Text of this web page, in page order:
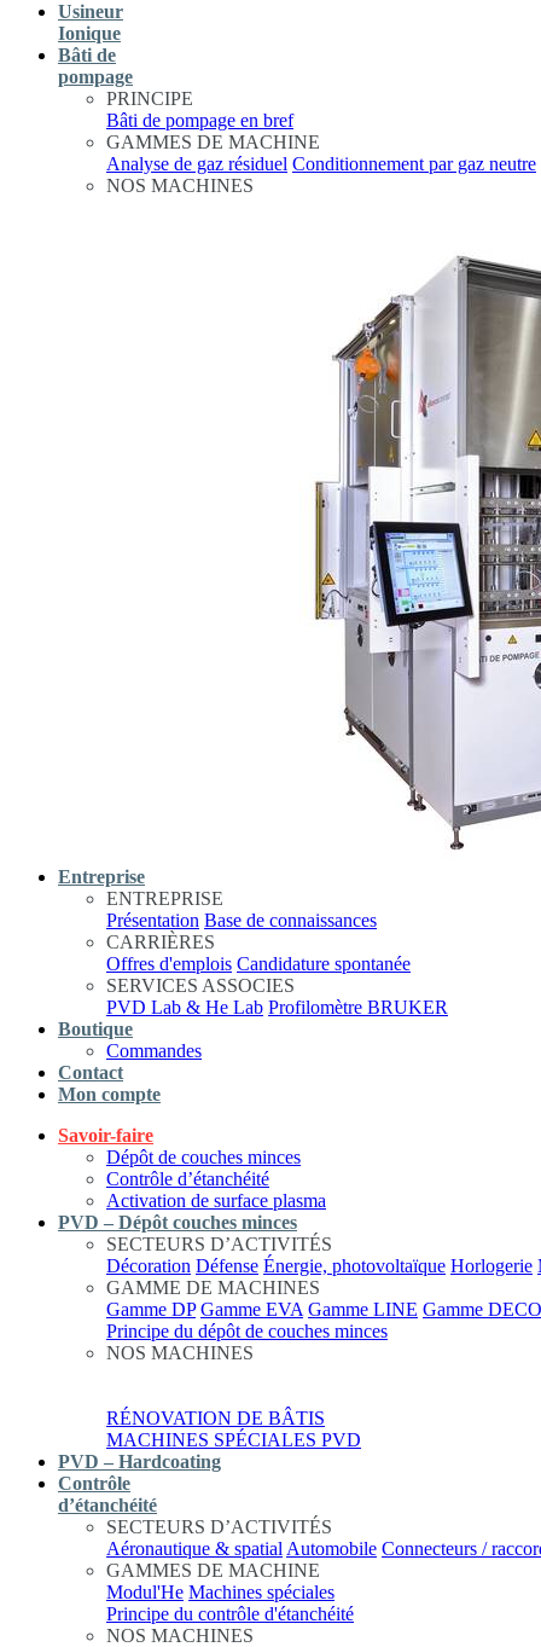
Usineur
Ionique
Bâti de
pompage
PRINCIPE
Bâti de pompage en bref
GAMMES DE MACHINE
Analyse de gaz résiduel Conditionnement par gaz neutre
NOS MACHINES
Entreprise
ENTREPRISE
Présentation Base de connaissances
CARRIÈRES
Offres d'emplois Candidature spontanée
SERVICES ASSOCIES
PVD Lab & He Lab Profilomètre BRUKER
Boutique
Commandes
Contact
Mon compte
Savoir-faire
Dépôt de couches minces
Contrôle d’étanchéité
Activation de surface plasma
PVD – Dépôt couches minces
SECTEURS D’ACTIVITÉS
Décoration Défense Énergie, photovoltaïque Horlogerie
GAMME DE MACHINES
Gamme DP Gamme EVA Gamme LINE Gamme
Principe du dépôt de couches minces
NOS MACHINES
RÉNOVATION DE BÂTIS
MACHINES SPÉCIALES PVD
PVD – Hardcoating
Contrôle
d’étanchéité
SECTEURS D’ACTIVITÉS
Aéronautique & spatial Automobile Connecteurs /
GAMMES DE MACHINE
Modul'He Machines spéciales
Principe du contrôle d'étanchéité
NOS MACHINES